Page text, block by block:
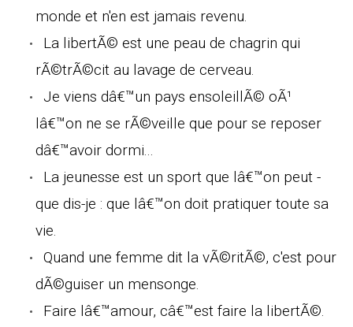
monde et n'en est jamais revenu.
La libertÃ© est une peau de chagrin qui
rÃ©trÃ©cit au lavage de cerveau.
Je viens dâ€™un pays ensoleillÃ© oÃ¹
lâ€™on ne se rÃ©veille que pour se reposer
dâ€™avoir dormi...
La jeunesse est un sport que lâ€™on peut -
que dis-je : que lâ€™on doit pratiquer toute sa
vie.
Quand une femme dit la vÃ©ritÃ©, c'est pour
dÃ©guiser un mensonge.
Faire lâ€™amour, câ€™est faire la libertÃ©.